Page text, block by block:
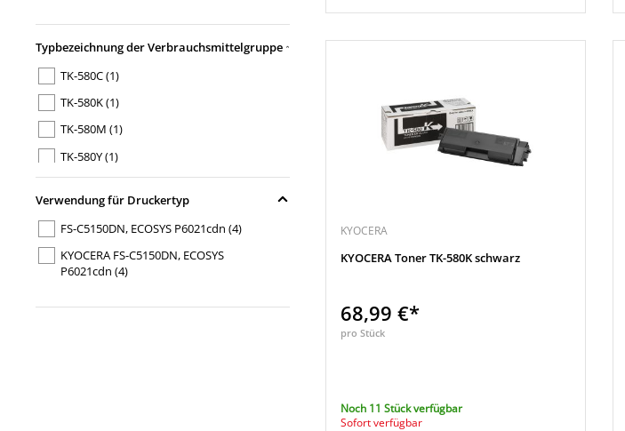
Typbezeichnung der Verbrauchsmittelgruppe
TK-580C(1)
TK-580K(1)
TK-580M (1)
TK-580Y(1)
Verwendung für Druckertyp
FS-C5150DN, ECOSYS P6021cdn (4)
KYOCERA FS-C5150DN, ECOSYS
P6021cdn (4)
KYOCERA
KYOCERA Toner TK-580K schwarz
68,99 €*
pro Stück
Noch 11 Stück verfügbar
Sofort verfügbar